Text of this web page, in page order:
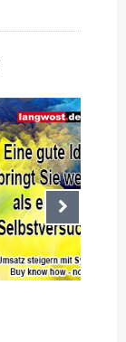
Nächste